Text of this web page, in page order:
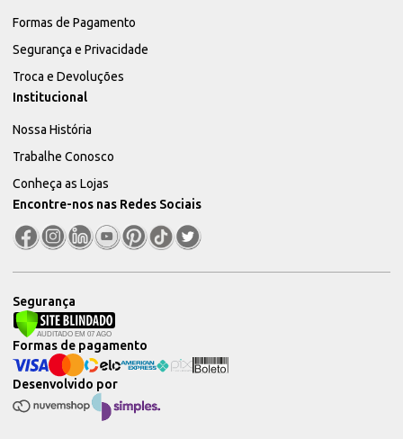
Formas de Pagamento
Segurança e Privacidade
Troca e Devoluções
Institucional
Nossa História
Trabalhe Conosco
Conheça as Lojas
Encontre-nos nas Redes Sociais
Segurança
Desenvolvido por
Formas de pagamento